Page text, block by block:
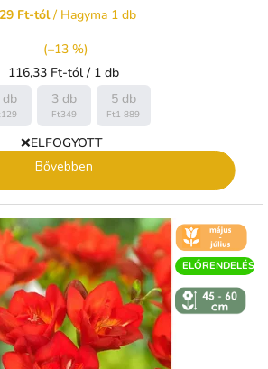
Ft-tól/ Hagyma 1 db
(–13 %)
Egységár:
116,33 Ft-tól / 1 db
db
3 db
Ft349
5 db
Ft1 889
❌ELFOGYOTT
Bővebben
🌼 KVĚT -
ČERVEN
ELŐRENDELÉS
↕️ VÝŠKA 45
- 60 CM